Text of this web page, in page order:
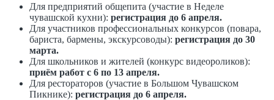
Для предприятий общепита (участие в Неделе
чувашской кухни): регистрация до 6 апреля.
Для участников профессиональных конкурсов (повара,
бариста, бармены, экскурсоводы): регистрация до 30
марта.
Для школьников и жителей (конкурс видеороликов):
приём работ с 6 по 13 апреля.
Для рестораторов (участие в Большом Чувашском
Пикнике): регистрация до 6 апреля.